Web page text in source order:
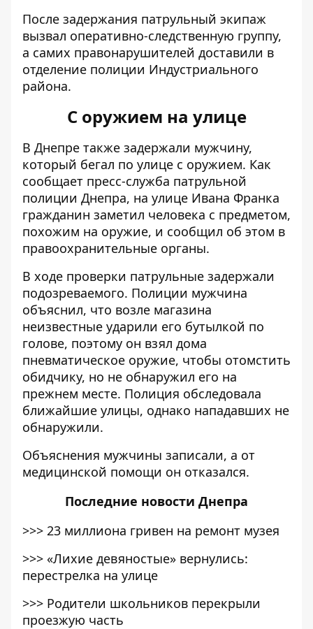
После задержания патрульный экипаж
вызвал оперативно-следственную группу,
а самих правонарушителей доставили в
отделение полиции Индустриального
района.
С оружием на улице
В Днепре также задержали мужчину,
который бегал по улице с оружием. Как
сообщает пресс-служба патрульной
полиции Днепра, на улице Ивана Франка
гражданин заметил человека с предметом,
похожим на оружие, и сообщил об этом в
правоохранительные органы.
В ходе проверки патрульные задержали
подозреваемого. Полиции мужчина
объяснил, что возле магазина
неизвестные ударили его бутылкой по
голове, поэтому он взял дома
пневматическое оружие, чтобы отомстить
обидчику, но не обнаружил его на
прежнем месте. Полиция обследовала
ближайшие улицы, однако нападавших не
обнаружили.
Объяснения мужчины записали, а от
медицинской помощи он отказался.
Последние новости Днепра
>>> 23 миллиона гривен на ремонт музея
>>> «Лихие девяностые» вернулись:
перестрелка на улице
>>> Родители школьников перекрыли
проезжую часть